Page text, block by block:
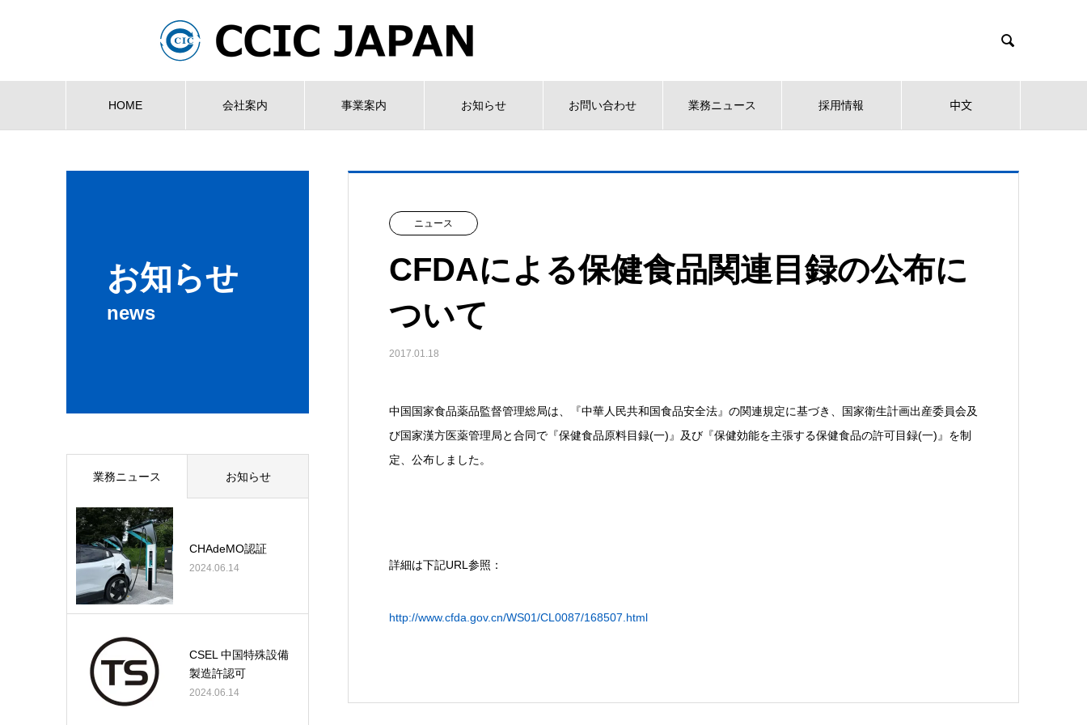

HOME 会社案内 事業案内 お知らせ お問い合わせ 業務ニュース 採用情報 中文
お知らせ
news
ニュース
CFDAによる保健食品関連目録の公布に
ついて
2017.01.18
中国国家食品薬品監督管理総局は、『中華人民共和国食品安全法』の関連規定に基づき、国家衛生計画出産委員会及
び国家漢方医薬管理局と合同で『保健食品原料目録(一)』及び『保健効能を主張する保健食品の許可目録(一)』を制
定、公布しました。
詳細は下記URL参照：
http://www.cfda.gov.cn/WS01/CL0087/168507.html
業務ニュース お知らせ
CHAdeMO認証
2024.06.14
CSEL 中国特殊設備
製造許認可
2024.06.14